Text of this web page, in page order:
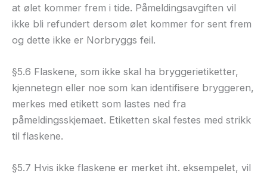
at ølet kommer frem i tide. Påmeldingsavgiften vil
ikke bli refundert dersom ølet kommer for sent frem
og dette ikke er Norbryggs feil.
§5.6 Flaskene, som ikke skal ha bryggerietiketter,
kjennetegn eller noe som kan identifisere bryggeren,
merkes med etikett som lastes ned fra
påmeldingsskjemaet. Etiketten skal festes med strikk
til flaskene.
§5.7 Hvis ikke flaskene er merket iht. eksempelet, vil